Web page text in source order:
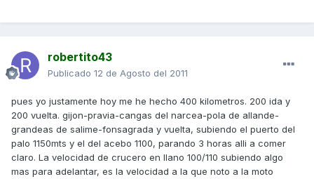
robertito43
Publicado 12 de Agosto del 2011
pues yo justamente hoy me he hecho 400 kilometros. 200 ida y
200 vuelta. gijon-pravia-cangas del narcea-pola de allande-
grandeas de salime-fonsagrada y vuelta, subiendo el puerto del
palo 1150mts y el del acebo 1100, parando 3 horas alli a comer
claro. La velocidad de crucero en llano 100/110 subiendo algo
mas para adelantar, es la velocidad a la que noto a la moto